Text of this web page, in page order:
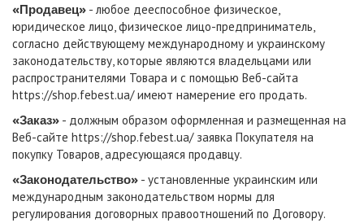
«Продавец» - любое дееспособное физическое,
юридическое лицо, физическое лицо-предприниматель,
согласно действующему международному и украинскому
законодательству, которые являются владельцами или
распространителями Товара и с помощью Веб-сайта
https://shop.febest.ua/имеют намерение его продать.
«Заказ» - должным образом оформленная и размещенная на
Веб-сайте https://shop.febest.ua/заявка Покупателя на
покупку Товаров, адресующаяся продавцу.
«Законодательство» - установленные украинским или
международным законодательством нормы для
регулирования договорных правоотношений по Договору.